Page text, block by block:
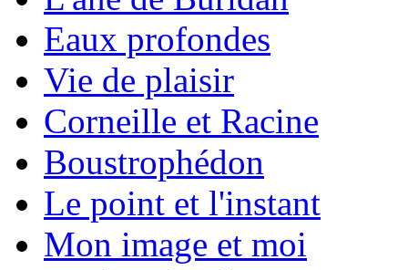
Eaux profondes
Vie de plaisir
Corneille et Racine
Boustrophédon
Le point et l'instant
Mon image et moi